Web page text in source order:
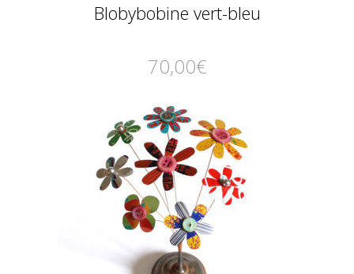
Blobybobine vert-bleu
70,00€